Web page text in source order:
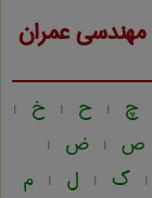
مهندسی عمران
چ | ح | خ |
ص | ض |
| گ | ل | م